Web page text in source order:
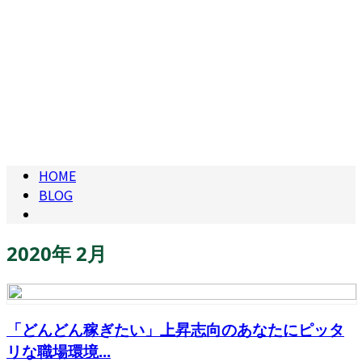
HOME
BLOG
2020年 2月
「どんどん稼ぎたい」上昇志向のあなたにピッタ
リな職場環境...